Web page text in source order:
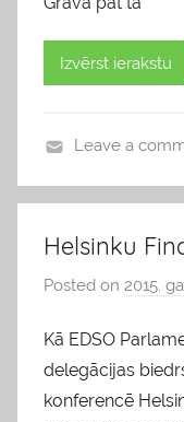
Izvērst ierakstu
l
g
s
Leave a
Helsinku
Posted on 2015.
Kā EDSO
delegācijas
konferencē